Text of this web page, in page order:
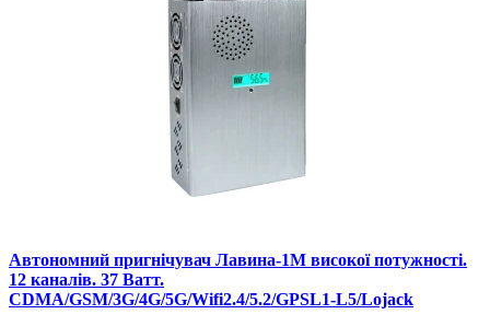
Автономний пригнічувач Лавина-1М високої потужності.
12 каналів. 37 Ватт.
CDMA/GSM/3G/4G/5G/Wifi2.4/5.2/GPSL1-L5/Lojack